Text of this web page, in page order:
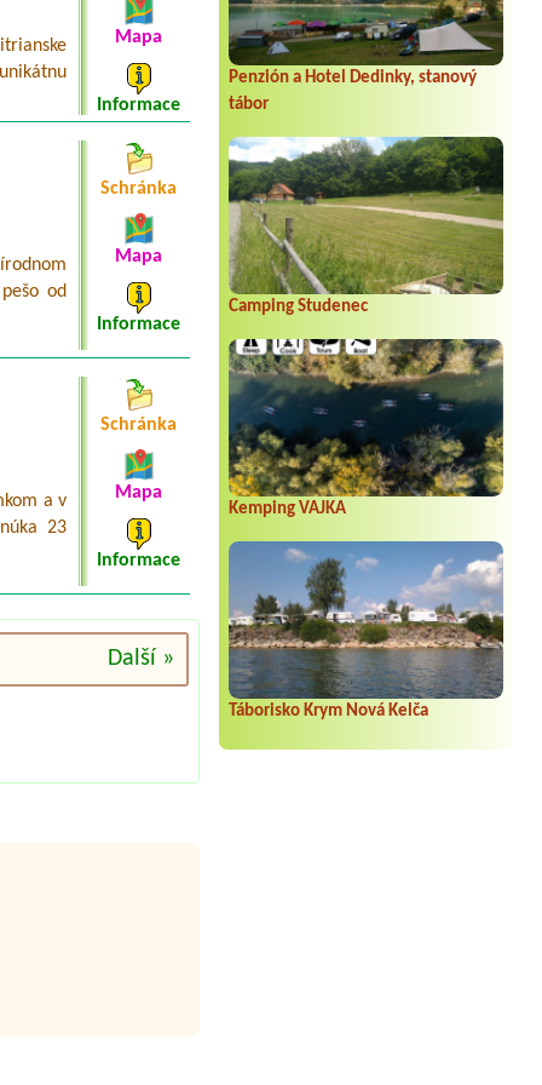
Penzión a Hotel Dedinky, stanový
tábor
Camping Studenec
Kemping VAJKA
Táborisko Krym Nová Kelča
Mapa
Informace
od
Schránka
Mapa
Informace
a v
23
Schránka
Mapa
Informace
Další »